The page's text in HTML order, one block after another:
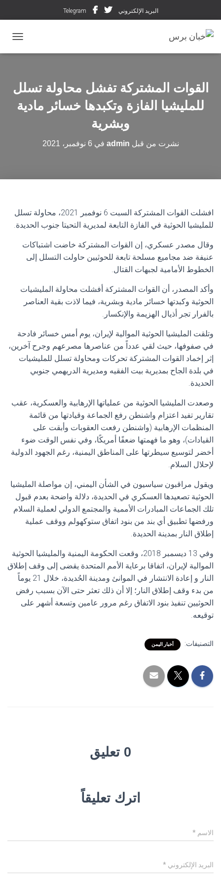
البريد الإلكتروني Telegram
القوات المشتركة تفشل محاولة تسلل
للمليشيا الفازة وتكبدها خسائر مادية
وبشرية
نشرت من قبل admin في 6 نوفمبر، 2021
افشلت القوات المشتركة السبت 6 نوفمبر 2021، محاولة تسلل
للمليشيا الحوثية في الفازة التابعة لمديرية التحيتا جنوب الحديدة.
وقال مصدر عسكري، إن القوات المشتركة خاضت اشتباكات
عنيفة ضد مجاميع مسلحة تابعة للحوثيين حاولت التسلل إلى
الخطوط الأمامية لجبهات القتال.
وأكد المصدر، أن القوات المشتركة أفشلت محاولة المليشيات
الحوثية وكبدتها خسائر مادية وبشرية، فيما لاذت بقية العناصر
بالفرار تجر أذيال الهزيمة والإنكسار.
وتلقت المليشيا الحوثية الموالية لإيران، يوم أمس خسائر فادحة
في صفوفها، حيث لقي عدداً من عناصرها مصرعهم وجرح آخرين،
إثر إخماد القوات المشتركة تحركات ومحاولة تسلل للمليشيات
في بلدة الجاح بمديرية بيت الفقيه ومديرية الدريهمي جنوبي
الحديدة.
وصعدت المليشيا الحوثية من عملياتها الإرهابية والعسكرية، عقب
تقارير تفيد اعتزام واشنطن رفع الجماعة وقيادتها من قائمة
المنظمات الإرهابية (واشنطن رفعت العقوبات وأبقت على
القيادات)، وهو ما فهمتها ضعفًا أمريكًا، وفي نفس الوقت ضوء
أخضر لتوسيع سيطرتها على المناطق اليمنية، رغم الجهود الدولية
لإحلال السلام.
ويقول مراقبون سياسيون في الشأن اليمني، إن مواصلة المليشيا
الحوثية تصعيدها العسكري في الحديدة، دلالة واضحة بعدم قبول
تلك الجماعات المبادرات الأممية والمجتمع الدولي لعملية السلام
ورفضها تطبيق أي بند من بنود اتفاق ستوكهولم ووقف عملية
إطلاق النار بمدينة الحديدة.
وفي 13 ديسمبر 2018، وقعت الحكومة اليمنية والمليشيا الحوثية
الموالية لإيران، اتفاقا برعاية الأمم المتحدة يقضى إلى وقف إطلاق
النار و إعادة الانتشار في الموانئ ومدينة الحُديدة، خلال 21 يوماً
من بدء وقف إطلاق النار؛ إلا أن ذلك تعثر حتى الآن بسبب رفض
الحوثيين تنفيذ بنود الاتفاق رغم مرور عامين وتسعة أشهر على
توقيعه.
التصنيفات: أخبار اليمن
0 تعليق
اترك تعليقاً
الاسم *
البريد الإلكتروني *